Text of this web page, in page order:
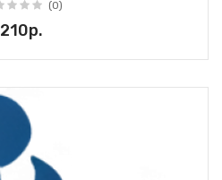
(0)
210р.